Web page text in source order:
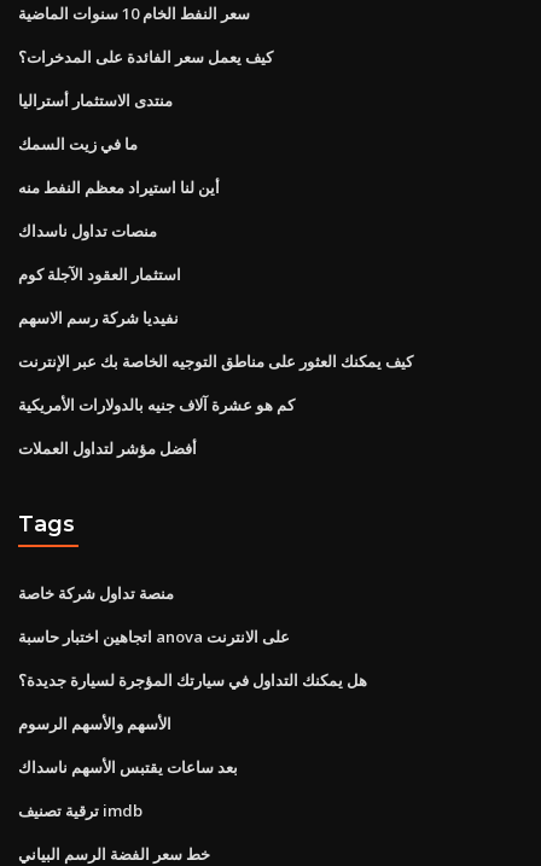
سعر النفط الخام 10 سنوات الماضية
كيف يعمل سعر الفائدة على المدخرات؟
منتدى الاستثمار أستراليا
ما في زيت السمك
أين لنا استيراد معظم النفط منه
منصات تداول ناسداك
استثمار العقود الآجلة كوم
نفيديا شركة رسم الاسهم
كيف يمكنك العثور على مناطق التوجيه الخاصة بك عبر الإنترنت
كم هو عشرة آلاف جنيه بالدولارات الأمريكية
أفضل مؤشر لتداول العملات
Tags
منصة تداول شركة خاصة
اتجاهين اختبار حاسبة anova على الانترنت
هل يمكنك التداول في سيارتك المؤجرة لسيارة جديدة؟
الأسهم والأسهم الرسوم
بعد ساعات يقتبس الأسهم ناسداك
ترقية تصنيف imdb
خط سعر الفضة الرسم البياني